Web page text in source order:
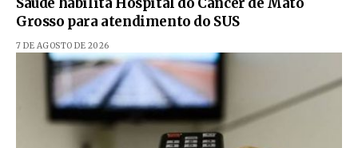
Grosso para atendimento do SUS
7 DE AGOSTO DE 2026